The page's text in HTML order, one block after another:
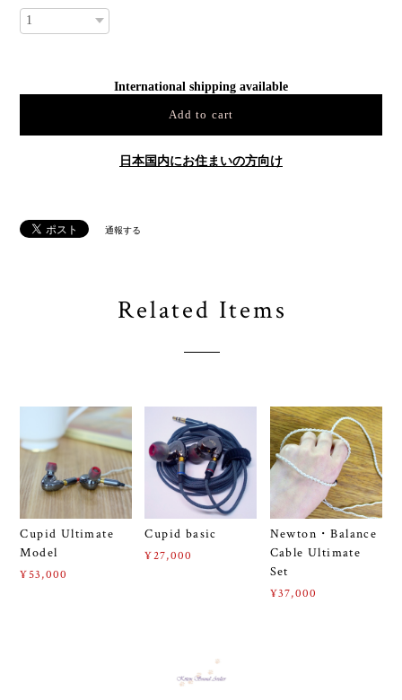
International shipping available
Add to cart
日本国内にお住まいの方向け
通報する
Related Items
Cupid Ultimate
Model
¥53,000
Cupid basic
¥27,000
Newton・Balance
Cable Ultimate
Set
¥37,000